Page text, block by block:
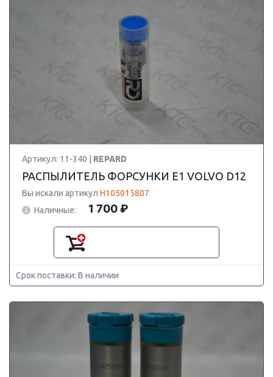
Артикул: 11-340 | REPARD
РАСПЫЛИТЕЛЬ ФОРСУНКИ E1 VOLVO D12
Вы искали артикул H105015807
Наличные:
1 700 ₽
Срок поставки: В наличии